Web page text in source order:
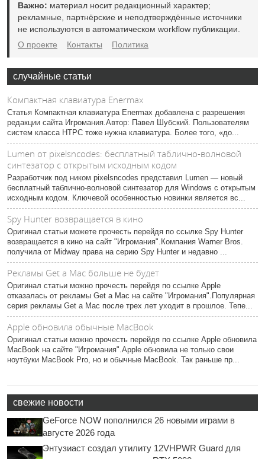
Важно: материал носит редакционный характер;
рекламные, партнёрские и неподтверждённые источники
не используются в автоматическом workflow публикации.
О проекте
Контакты Политика
случайные статьи
Компактная клавиатура Enermax
Статья Компактная клавиатура Enermax добавлена с разрешения
редакции сайта Игромания.Автор: Павел Шубский. Пользователям
систем класса HTPC тоже нужна клавиатура. Более того, «до...
Lumen от pixelsncodes: бесплатный таблично-волновой
синтезатор с открытым исходным кодом
Разработчик под ником pixelsncodes представил Lumen — новый
бесплатный таблично-волновой синтезатор для Windows с открытым
исходным кодом. Ключевой особенностью новинки является вс...
Spy Hunter возвращается в кино
Оригинал статьи можете прочесть перейдя по ссылке Spy Hunter
возвращается в кино на сайт "Игромания".Компания Warner Bros.
получила от Midway права на серию Spy Hunter и недавно ...
Рекламы Get a Mac больше не будет
Оригинал статьи можно прочесть перейдя по ссылке Apple
отказалась от рекламы Get a Mac на сайте "Игромания".Популярная
серия рекламы Get a Mac после трех лет уходит в прошлое. Тепе...
Apple обновила обычные MacBook
Оригинал статьи можно прочесть перейдя по ссылке Apple обновила
MacBook на сайте "Игромания".Apple обновила не только свои
ноутбуки MacBook Pro, но и обычные MacBook. Так раньше пр...
свежие новости
GeForce NOW пополнился 26 новыми играми в
августе 2026 года
Энтузиаст создал утилиту 12VHPWR Guard для